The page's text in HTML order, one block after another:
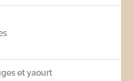
et yaourt